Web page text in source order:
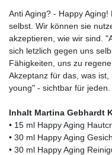
Anti Aging? - Happy
selbst. Wir können sie
akzeptieren, wie wir sind.
sich letzlich gegen uns
Fähigkeiten, uns zu
Akzeptanz für das, was
young" - sichtbar für jeden.
Inhalt Martina Gebhardt
• 15 ml Happy Aging
• 30 ml Happy Aging
• 30 ml Happy Aging